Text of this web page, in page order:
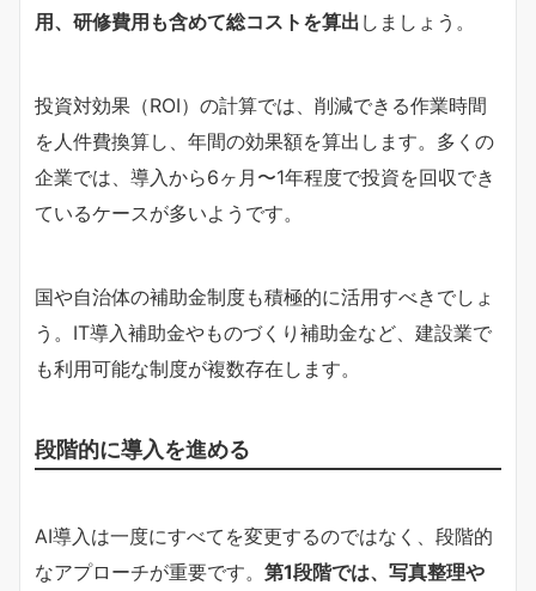
用、研修費用も含めて総コストを算出 しましょう。
投資対効果（ROI）の計算では、削減できる作業時間
を人件費換算し、年間の効果額を算出します。多くの
企業では、導入から6ヶ月〜1年程度で投資を回収でき
ているケースが多いようです。
国や自治体の補助金制度も積極的に活用すべきでしょ
う。IT導入補助金やものづくり補助金など、建設業で
も利用可能な制度が複数存在します。
段階的に導入を進める
AI導入は一度にすべてを変更するのではなく、段階的
なアプローチが重要です。 第1段階では、写真整理や